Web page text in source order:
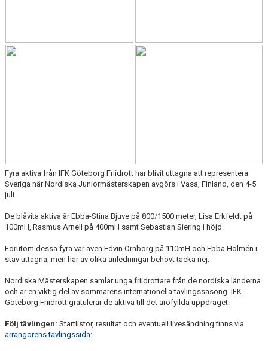
Fyra aktiva från IFK Göteborg Friidrott har blivit uttagna att representera
Sveriga när Nordiska Juniormästerskapen avgörs i Vasa, Finland, den 4-5
juli.
De blåvita aktiva är Ebba-Stina Bjuve på 800/1500 meter, Lisa Erkfeldt på
100mH, Rasmus Arnell på 400mH samt Sebastian Siering i höjd.
Förutom dessa fyra var även Edvin Örnborg på 110mH och Ebba Holmén i
stav uttagna, men har av olika anledningar behövt tacka nej.
Nordiska Mästerskapen samlar unga friidrottare från de nordiska länderna
och är en viktig del av sommarens internationella tävlingssäsong. IFK
Göteborg Friidrott gratulerar de aktiva till det ärofyllda uppdraget.
Följ tävlingen: Startlistor, resultat och eventuell livesändning finns via
arrangörens tävlingssida: